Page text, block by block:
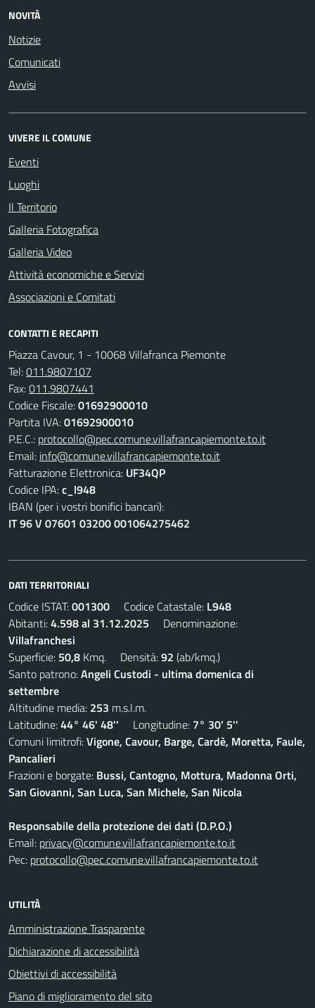
NOVITÀ
Notizie
Comunicati
Avvisi
VIVERE IL COMUNE
Eventi
Luoghi
Il Territorio
Galleria Fotografica
Galleria Video
Attività economiche e Servizi
Associazioni e Comitati
CONTATTI E RECAPITI
Piazza Cavour, 1 - 10068 Villafranca Piemonte
Tel:011.9807107
Fax:011.9807441
Codice Fiscale:01692900010
Partita IVA:01692900010
P.E.C.: protocollo@pec.comune.villafrancapiemonte.to.it
Email: info@comune.villafrancapiemonte.to.it
Fatturazione Elettronica: UF34QP
Codice IPA:c_l948
IBAN (per i vostri bonifici bancari):
IT 96 V 07601 03200 001064275462
DATI TERRITORIALI
Codice ISTAT:001300 Codice Catastale: L948
Abitanti:4.598 al 31.12.2025 Denominazione:
Villafranchesi
Superficie: 50,8 Kmq. Densità:92 (ab/kmq.)
Santo patrono:Angeli Custodi - ultima domenica di
settembre
Altitudine media: 253 m.s.l.m.
Latitudine:44° 46' 48'' Longitudine: 7° 30' 5''
Comuni limitrofi:Vigone, Cavour, Barge, Cardè, Moretta, Faule,
Pancalieri
Frazioni e borgate: Bussi, Cantogno, Mottura, Madonna Orti,
San Giovanni, San Luca, San Michele, San Nicola
Responsabile della protezione dei dati (D.P.O.)
Email: privacy@comune.villafrancapiemonte.to.it
Pec: protocollo@pec.comune.villafrancapiemonte.to.it
UTILITÀ
Amministrazione Trasparente
Dichiarazione di accessibilità
Obiettivi di accessibilità
Piano di miglioramento del sito